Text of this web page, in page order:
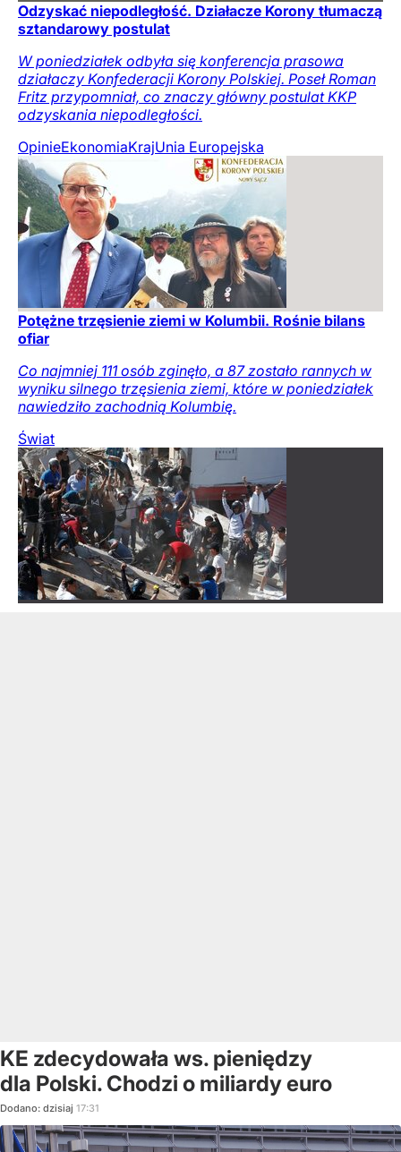
Odzyskać niepodległość. Działacze Korony tłumaczą
sztandarowy postulat
W poniedziałek odbyła się konferencja prasowa
działaczy Konfederacji Korony Polskiej. Poseł Roman
Fritz przypomniał, co znaczy główny postulat KKP
odzyskania niepodległości.
OpinieEkonomiaKrajUnia Europejska
Potężne trzęsienie ziemi w Kolumbii. Rośnie bilans
ofiar
Co najmniej 111 osób zginęło, a 87 zostało rannych w
wyniku silnego trzęsienia ziemi, które w poniedziałek
nawiedziło zachodnią Kolumbię.
Świat
KE zdecydowała ws. pieniędzy
dla Polski. Chodzi o miliardy euro
Dodano: dzisiaj 17:31